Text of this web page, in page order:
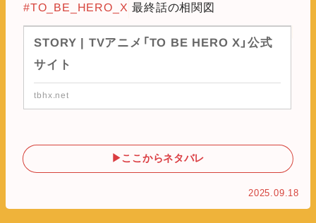
#TO_BE_HERO_X 最終話の相関図
STORY | TVアニメ「TO BE HERO X」公式
サイト
tbhx.net
▶ここからネタバレ
2025.09.18